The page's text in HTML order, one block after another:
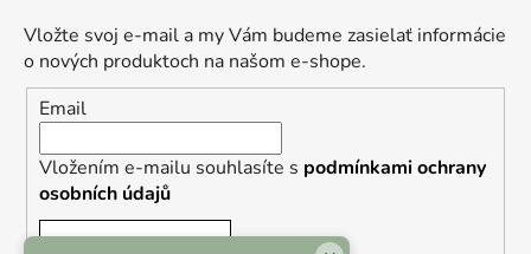
Vložte svoj e-mail a my Vám budeme zasielať informácie
o nových produktoch na našom e-shope.
Email
Vložením e-mailu souhlasíte s podmínkami ochrany
osobních údajů